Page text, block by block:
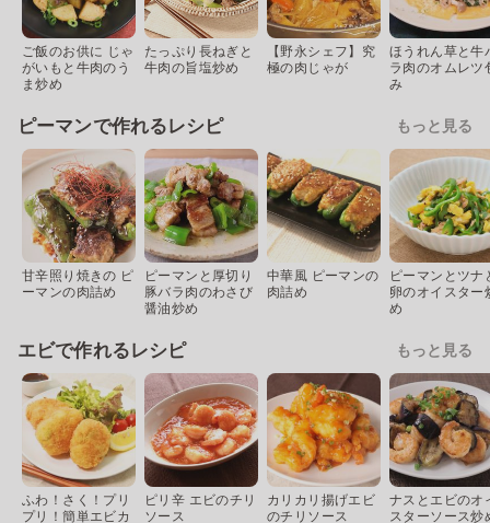
ご飯のお供に じゃ
がいもと牛肉のう
ま炒め
たっぷり長ねぎと
牛肉の旨塩炒め
【野永シェフ】究
極の肉じゃが
ほうれん草と牛
ラ肉のオムレツ
み
ピーマンで作れるレシピ もっと見る
甘辛照り焼きの ピ
ーマンの肉詰め
ピーマンと厚切り
豚バラ肉のわさび
醤油炒め
中華風 ピーマンの
肉詰め
ピーマンとツナ
卵のオイスター
め
エビで作れるレシピ もっと見る
ふわ！さく！プリ
プリ！簡単エビカ
ピリ辛 エビのチリ
ソース
カリカリ揚げエビ
のチリソース
ナスとエビのオ
スターソース炒